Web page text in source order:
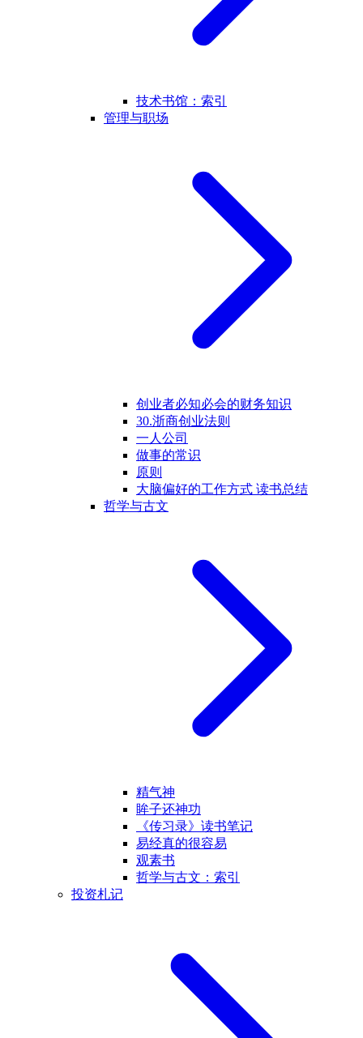
技术书馆：索引
管理与职场
创业者必知必会的财务知识
30.浙商创业法则
一人公司
做事的常识
原则
大脑偏好的工作方式 读书总结
哲学与古文
精气神
眸子还神功
《传习录》读书笔记
易经真的很容易
观素书
哲学与古文：索引
投资札记